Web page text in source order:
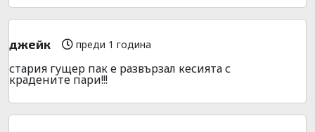
джейк преди 1 година
стария гущер пак е развързал кесията с
крадените пари!!!